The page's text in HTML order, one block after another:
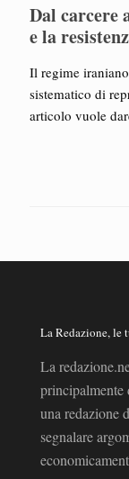
Dal carcere
e la
Il regime
sistematico di
articolo vuole
La Redazione, le
La
principalmente
una redazione
segnalare